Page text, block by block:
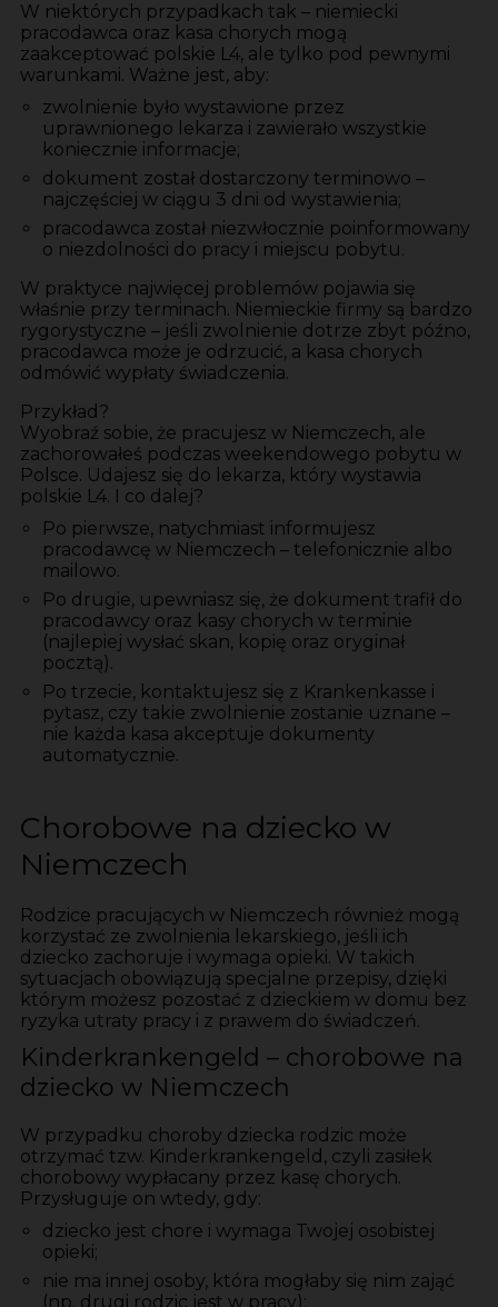
W niektórych przypadkach tak – niemiecki
pracodawca oraz kasa chorych mogą
zaakceptować polskie L4, ale tylko pod pewnymi
warunkami. Ważne jest, aby:
zwolnienie było wystawione przez
uprawnionego lekarza i zawierało wszystkie
koniecznie informacje;
dokument został dostarczony terminowo –
najczęściej w ciągu 3 dni od wystawienia;
pracodawca został niezwłocznie poinformowany
o niezdolności do pracy i miejscu pobytu.
W praktyce najwięcej problemów pojawia się
właśnie przy terminach. Niemieckie firmy są bardzo
rygorystyczne – jeśli zwolnienie dotrze zbyt późno,
pracodawca może je odrzucić, a kasa chorych
odmówić wypłaty świadczenia.
Przykład?
Wyobraź sobie, że pracujesz w Niemczech, ale
zachorowałeś podczas weekendowego pobytu w
Polsce. Udajesz się do lekarza, który wystawia
polskie L4. I co dalej?
Po pierwsze, natychmiast informujesz
pracodawcę w Niemczech – telefonicznie albo
mailowo.
Po drugie, upewniasz się, że dokument trafił do
pracodawcy oraz kasy chorych w terminie
(najlepiej wysłać skan, kopię oraz oryginał
pocztą).
Po trzecie, kontaktujesz się z Krankenkasse i
pytasz, czy takie zwolnienie zostanie uznane –
nie każda kasa akceptuje dokumenty
automatycznie.
Chorobowe na dziecko w
Niemczech
Rodzice pracujących w Niemczech również mogą
korzystać ze zwolnienia lekarskiego, jeśli ich
dziecko zachoruje i wymaga opieki. W takich
sytuacjach obowiązują specjalne przepisy, dzięki
którym możesz pozostać z dzieckiem w domu bez
ryzyka utraty pracy i z prawem do świadczeń.
Kinderkrankengeld – chorobowe na
dziecko w Niemczech
W przypadku choroby dziecka rodzic może
otrzymać tzw. Kinderkrankengeld, czyli zasiłek
chorobowy wypłacany przez kasę chorych.
Przysługuje on wtedy, gdy:
dziecko jest chore i wymaga Twojej osobistej
opieki;
nie ma innej osoby, która mogłaby się nim zająć
(np. drugi rodzic jest w pracy);